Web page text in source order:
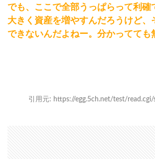
でも、ここで全部うっぱらって利確
大きく資産を増やすんだろうけど、
できないんだよねー。分かってても
引用元: https://egg.5ch.net/test/